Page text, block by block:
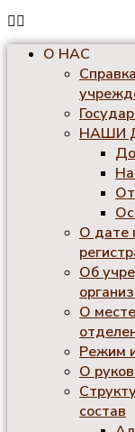
О НАС
НАШИ
О дате
Об
О
Режим
О
состав